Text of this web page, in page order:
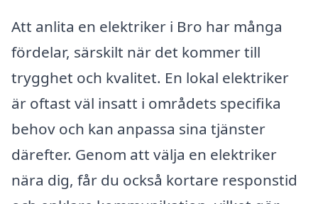
Att anlita en elektriker i Bro har många
fördelar, särskilt när det kommer till
trygghet och kvalitet. En lokal elektriker
är oftast väl insatt i områdets specifika
behov och kan anpassa sina tjänster
därefter. Genom att välja en elektriker
nära dig, får du också kortare responstid